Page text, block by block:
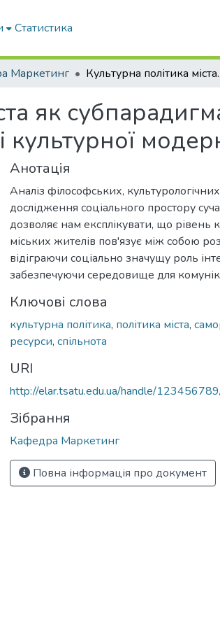
Статистика
Маркетинг Культурна політика міста
як
культурної
Анотація
Аналіз філософських,
дослідження соціального простору
дозволяє нам експлікувати, що рівень
міських жителів пов'язує між собою
відіграючи соціально значущу роль
забезпечуючи середовище для
Ключові слова
культурна політика, політика міста,
ресурси, спільнота
URI
http://elar.tsatu.edu.ua/handle/
Зібрання
Кафедра Маркетинг
Повна інформація про документ